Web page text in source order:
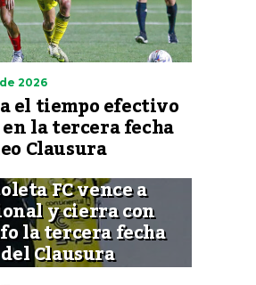
2026
el tiempo efectivo
la tercera fecha
Clausura
FC vence a
y cierra con
la tercera fecha
del Clausura